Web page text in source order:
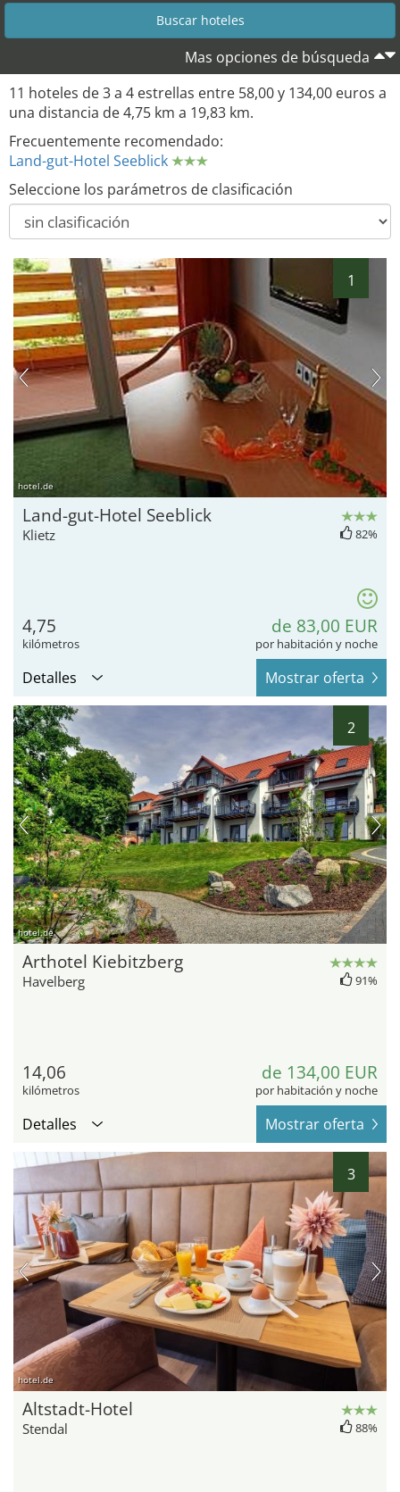
Mas opciones de búsqueda
11 hoteles de 3 a 4 estrellas entre 58,00 y 134,00 euros a
una distancia de 4,75 km a 19,83 km.
Frecuentemente recomendado:
Land-gut-Hotel Seeblick
Seleccione los parámetros de clasificación
1
hotel.de
Land-gut-Hotel Seeblick
Klietz 82%
4,75
kilómetros
de 83,00 EUR
por habitación y noche
Detalles Mostrar oferta
2
hotel.de
Arthotel Kiebitzberg
Havelberg 91%
14,06
kilómetros
de 134,00 EUR
por habitación y noche
Detalles Mostrar oferta
3
hotel.de
Altstadt-Hotel
Stendal 88%